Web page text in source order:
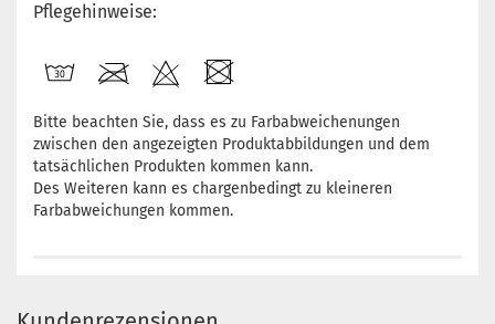
Pflegehinweise:
Bitte beachten Sie, dass es zu Farbabweichenungen
zwischen den angezeigten Produktabbildungen und dem
tatsächlichen Produkten kommen kann.
Des Weiteren kann es chargenbedingt zu kleineren
Farbabweichungen kommen.